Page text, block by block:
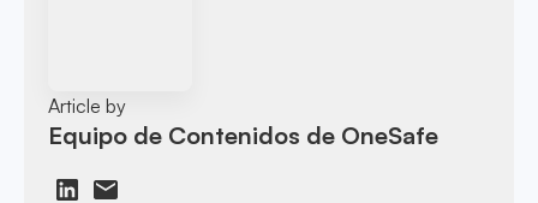
Article by
Equipo de Contenidos de OneSafe